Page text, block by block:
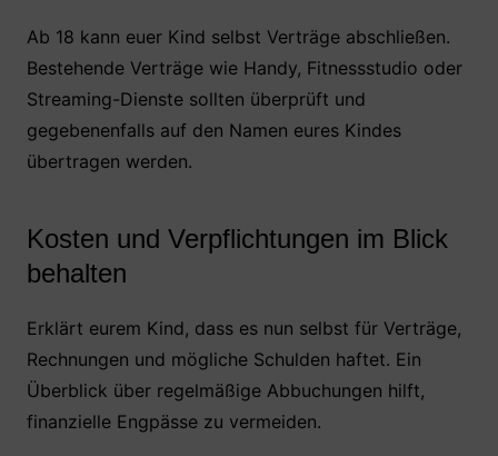
Ab 18 kann euer Kind selbst Verträge abschließen.
Bestehende Verträge wie Handy, Fitnessstudio oder
Streaming-Dienste sollten überprüft und
gegebenenfalls auf den Namen eures Kindes
übertragen werden.
Kosten und Verpflichtungen im Blick
behalten
Erklärt eurem Kind, dass es nun selbst für Verträge,
Rechnungen und mögliche Schulden haftet. Ein
Überblick über regelmäßige Abbuchungen hilft,
finanzielle Engpässe zu vermeiden.